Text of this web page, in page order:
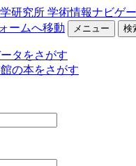
研究所 学術情報ナビゲ
ームへ移動 メニュー 検
タをさがす
の本をさがす